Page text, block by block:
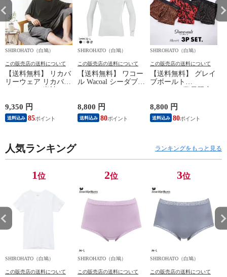
SHIROHATO（白鳩）
この販売店の送料について
【送料無料】 リカバ
リーウェア リカバリ
ーパジャマ 半袖 メ
ームウェア パジャマ
リカバリーケア 7分
丈パンツ 疲労回復
9,350 円
送料込み 85
SHIROHATO（白鳩）
この販売店の送料について
【送料無料】 ワコー
ル Wacoal シーダブリ
JYURYU 柔流 ジュウ
リュウ メンズ トッ
プ SML ハイネック
8,800 円
送料込み 80
SHIROHATO（白鳩）
この販売店の送料について
【送料無料】 グレイ
ブボールト
Gravevault 数量限定
サーパンツ おまかせ
3P 福袋 ショート ロ
ーライズ 3枚セット
8,800 円
送料込み 80
人気ランキング ランキングをもっと見る
1位
SHIROHATO（白鳩）
この販売店の送料について
2位
SHIROHATO（白鳩）
この販売店の送料について
3位
SHIROHATO（白鳩）
この販売店の送料について